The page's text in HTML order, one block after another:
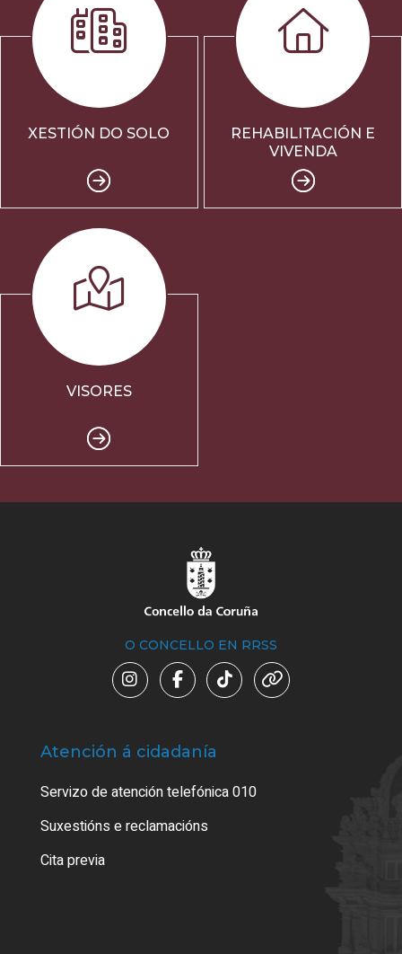
XESTIÓN DO SOLO
REHABILITACIÓN E
VIVENDA
VISORES
O CONCELLO EN RRSS
Atención á cidadanía
Servizo de atención telefónica 010
Suxestións e reclamacións
Cita previa